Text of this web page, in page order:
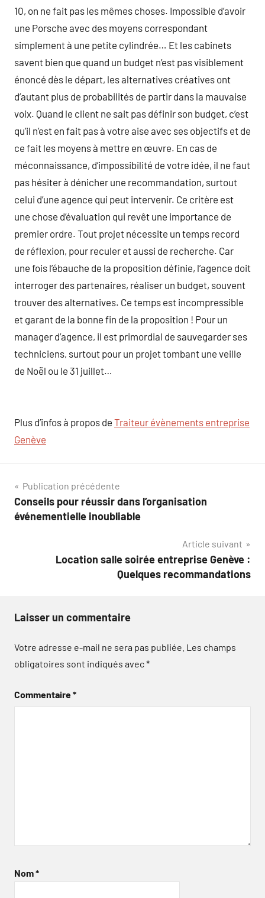
10, on ne fait pas les mêmes choses. Impossible d’avoir
une Porsche avec des moyens correspondant
simplement à une petite cylindrée… Et les cabinets
savent bien que quand un budget n’est pas visiblement
énoncé dès le départ, les alternatives créatives ont
d’autant plus de probabilités de partir dans la mauvaise
voix. Quand le client ne sait pas définir son budget, c’est
qu’il n’est en fait pas à votre aise avec ses objectifs et de
ce fait les moyens à mettre en œuvre. En cas de
méconnaissance, d’impossibilité de votre idée, il ne faut
pas hésiter à dénicher une recommandation, surtout
celui d’une agence qui peut intervenir. Ce critère est
une chose d’évaluation qui revêt une importance de
premier ordre. Tout projet nécessite un temps record
de réflexion, pour reculer et aussi de recherche. Car
une fois l’ébauche de la proposition définie, l’agence doit
interroger des partenaires, réaliser un budget, souvent
trouver des alternatives. Ce temps est incompressible
et garant de la bonne fin de la proposition ! Pour un
manager d’agence, il est primordial de sauvegarder ses
techniciens, surtout pour un projet tombant une veille
de Noël ou le 31 juillet…
Plus d’infos à propos de Traiteur évènements entreprise
Genève
Navigation
de
Publication précédente
Conseils pour réussir dans l’organisation
événementielle inoubliable
Article suivant
Location salle soirée entreprise Genève :
Quelques recommandations
Laisser un commentaire
Votre adresse e-mail ne sera pas publiée. Les champs
obligatoires sont indiqués avec*
Commentaire*
Nom*